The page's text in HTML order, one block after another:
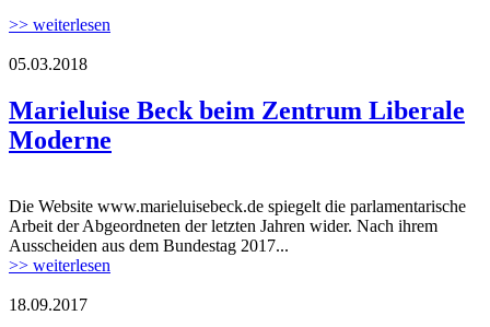
>> weiterlesen
libmod_logo_social_icons.jpg
05.03.2018
Marieluise Beck beim Zentrum Liberale
Moderne
libmod_logo_social_icons.jpg
Die Website www.marieluisebeck.de spiegelt die parlamentarische
Arbeit der Abgeordneten der letzten Jahren wider. Nach ihrem
Ausscheiden aus dem Bundestag 2017...
>> weiterlesen
oscesmm.jpg
18.09.2017